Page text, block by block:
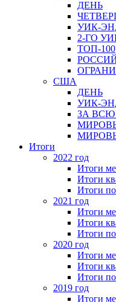
ДЕНЬ
УИК-
2-ГО
ТОП-100
США
ДЕНЬ
УИК-
ЗА
Итоги
2022 год
Итоги
Итоги
Итоги
2021 год
Итоги
Итоги
Итоги
2020 год
Итоги
Итоги
Итоги
2019 год
Итоги